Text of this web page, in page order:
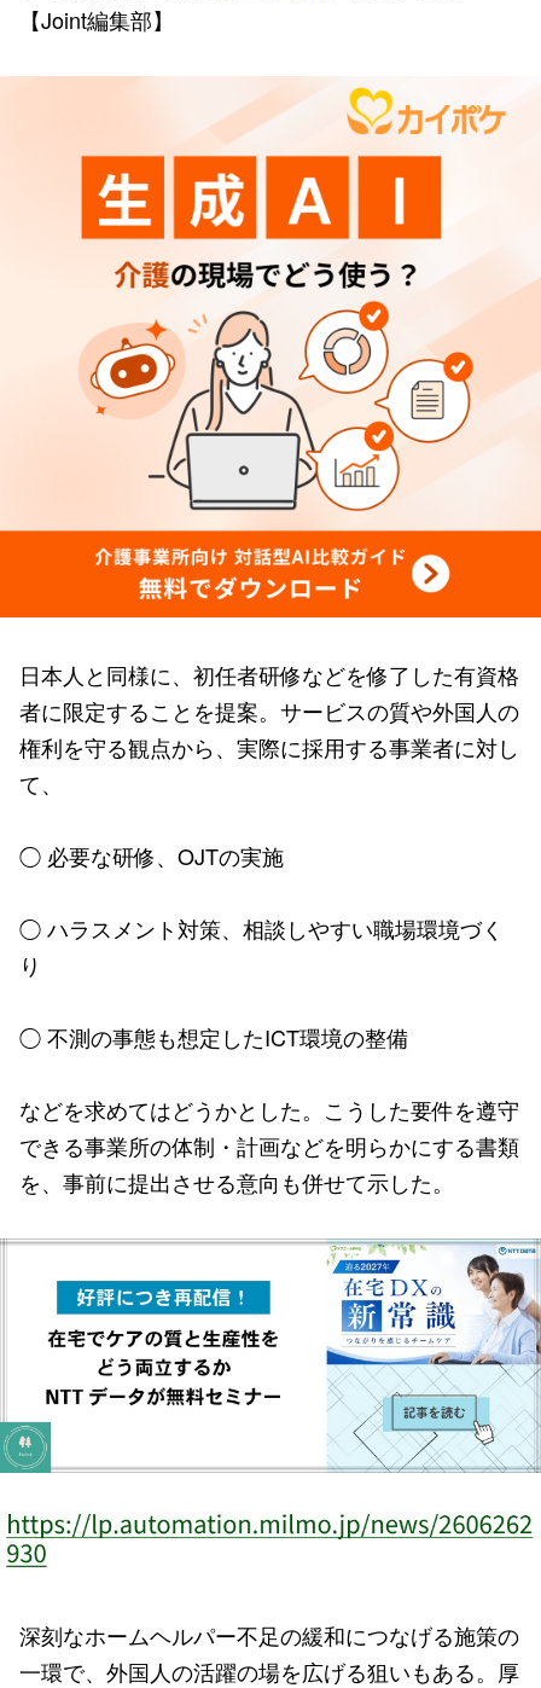
【Joint編集部】
日本人と同様に、初任者研修などを修了した有資格
者に限定することを提案。サービスの質や外国人の
権利を守る観点から、実際に採用する事業者に対し
て、
◯ 必要な研修、OJTの実施
◯ ハラスメント対策、相談しやすい職場環境づく
り
◯ 不測の事態も想定したICT環境の整備
などを求めてはどうかとした。こうした要件を遵守
できる事業所の体制・計画などを明らかにする書類
を、事前に提出させる意向も併せて示した。
深刻なホームヘルパー不足の緩和につなげる施策の
一環で、外国人の活躍の場を広げる狙いもある。厚